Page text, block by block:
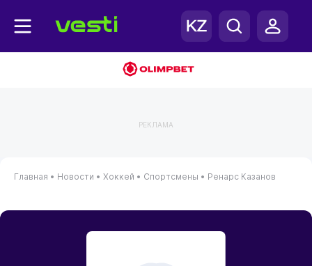
РЕКЛАМА
Главная • Новости • Хоккей • Спортсмены • Ренарс Казанов